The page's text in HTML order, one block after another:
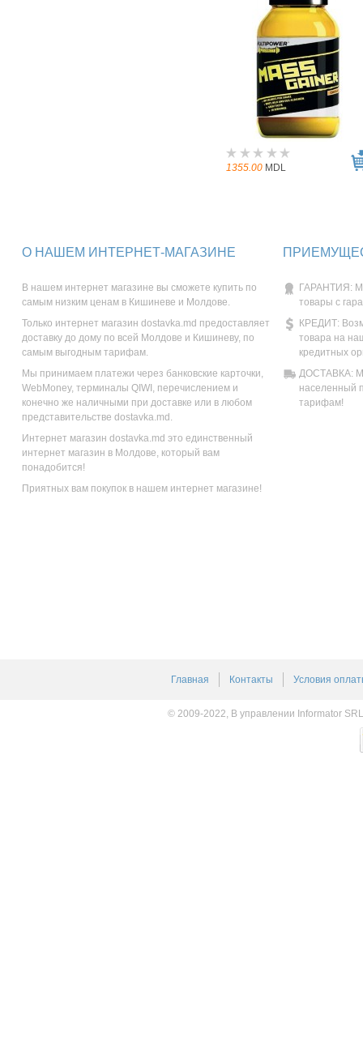
1355.00 MDL
О НАШЕМ ИНТЕРНЕТ-МАГАЗИНЕ
В нашем интернет магазине вы сможете купить по
самым низким ценам в Кишиневе и Молдове.
Только интернет магазин dostavka.md предоставляет
доставку до дому по всей Молдове и Кишиневу, по
самым выгодным тарифам.
Мы принимаем платежи через банковские карточки,
WebMoney, терминалы QIWI, перечислением и
конечно же наличными при доставке или в любом
представительстве dostavka.md.
Интернет магазин dostavka.md это единственный
интернет магазин в Молдове, который вам
понадобится!
Приятных вам покупок в нашем интернет магазине!
ГАРАНТИЯ:
товары с
КРЕДИТ:
товара на
кредитных
ДОСТАВКА:
населенный
тарифам!
Главная Контакты Условия
© 2009-2022, В управлении Informator SRL